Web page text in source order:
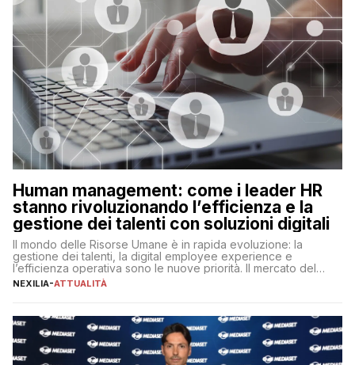
Human management: come i leader HR
stanno rivoluzionando l’efficienza e la
gestione dei talenti con soluzioni digitali
Il mondo delle Risorse Umane è in rapida evoluzione: la
gestione dei talenti, la digital employee experience e
l’efficienza operativa sono le nuove priorità. Il mercato del
lavoro, d’altra parte, è sempre più competitivo con una lotta
NEXILIA-ATTUALITÀ